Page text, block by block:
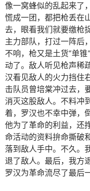
像一窝蜂似的乱起来了
慌成一团，都把枪丢在
去，眼看我们就要缴枪
主力部队，打过一阵后
不响，枪又是土货“单
动了。敌人听见枪声稀
汉看见敌人的火力挡住
击队员曾培棠冲过去，
消灭这股敌人。不料冲
着，罗汉也不幸中弹，
他为了革命的利益，还
命活动的资料拚命撕破
落到敌人手中。不久。
退了敌人。最后，我方
罗汉为革命流尽了最后